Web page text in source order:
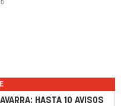
HASTA 10 AVISOS